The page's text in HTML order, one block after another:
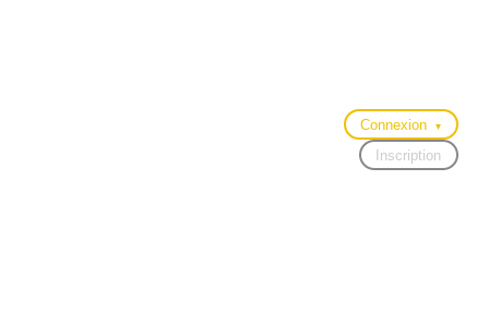
Connexion ▾
Inscription